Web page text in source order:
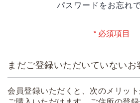
パスワードをお忘れ
まだご登録いただいていないお
会員登録いただくと、次のメリッ